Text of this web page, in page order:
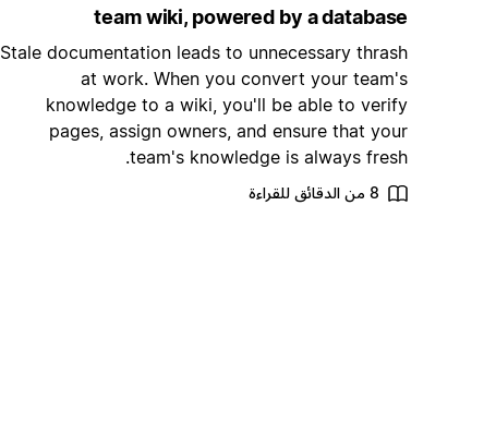
team wiki, powered by a database
Stale documentation leads to unnecessary thrash
at work. When you convert your team's
knowledge to a wiki, you'll be able to verify
pages, assign owners, and ensure that your
team's knowledge is always fresh.
8 من الدقائق للقراءة